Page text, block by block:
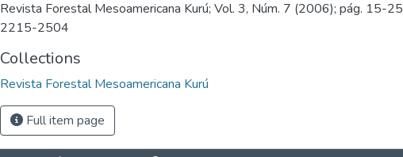
Revista Forestal Mesoamericana Kurú; Vol. 3, Núm. 7 (2006); pág. 15-25
2215-2504
Collections
Revista Forestal Mesoamericana Kurú
Full item page